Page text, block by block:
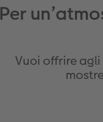
Per
Vuoi offrire